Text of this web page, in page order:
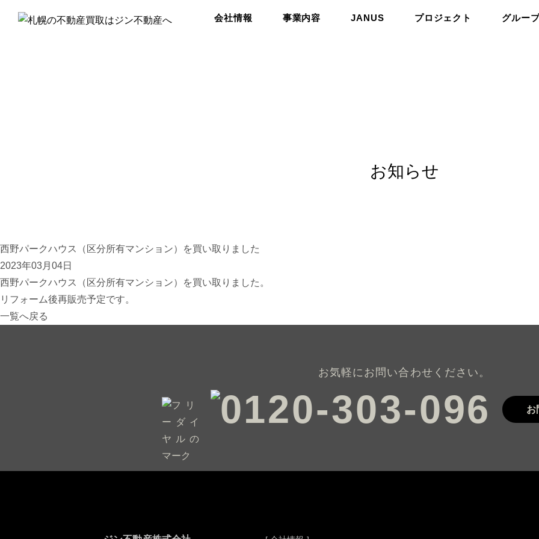
会社情報 事業内容 JANUS プロジェクト グルー
お知らせ
西野パークハウス（区分所有マンション）を買い取りました
2023年03月04日
西野パークハウス（区分所有マンション）を買い取りました。
リフォーム後再販売予定です。
一覧へ戻る
お気軽にお問い合わせください。
お